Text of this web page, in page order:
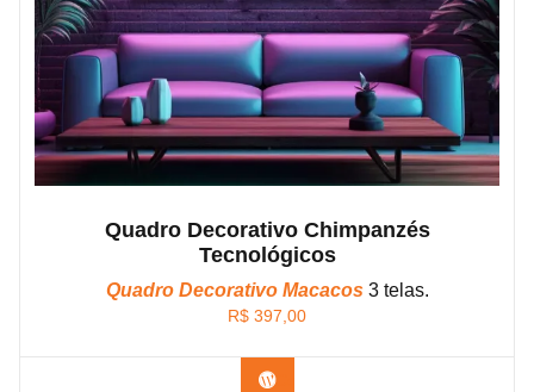
Quadro Decorativo Chimpanzés
Tecnológicos
Quadro Decorativo Macacos3 telas.
R$ 397,00
Confira os modelos